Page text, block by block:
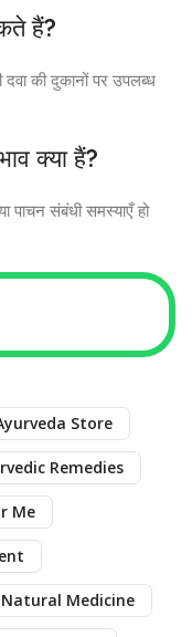
हैं?
की दुकानों पर उपलब्ध
क्या हैं?
पाचन संबंधी समस्याएँ हो
Store
Remedies
Me
Natural Medicine